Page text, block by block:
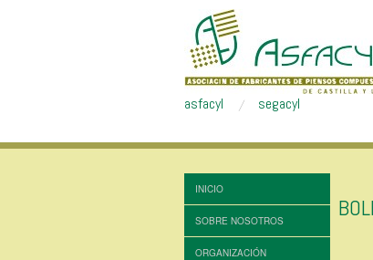
asfacyl segacyl
INICIO
SOBRE NOSOTROS
ORGANIZACIÓN